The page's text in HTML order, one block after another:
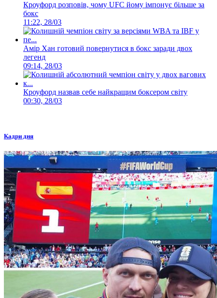
Кроуфорд розповів, чому UFC йому імпонує більше за
бокс
11:22, 28/03
Амір Хан готовий повернутися в бокс заради двох
легенд
09:14, 28/03
Кроуфорд назвав себе найкращим боксером світу
00:30, 28/03
Кадри дня